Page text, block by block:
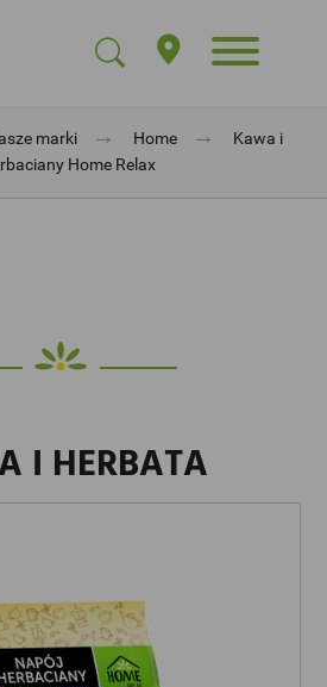
marki → Home →
Kawa i
Home Relax
I HERBATA